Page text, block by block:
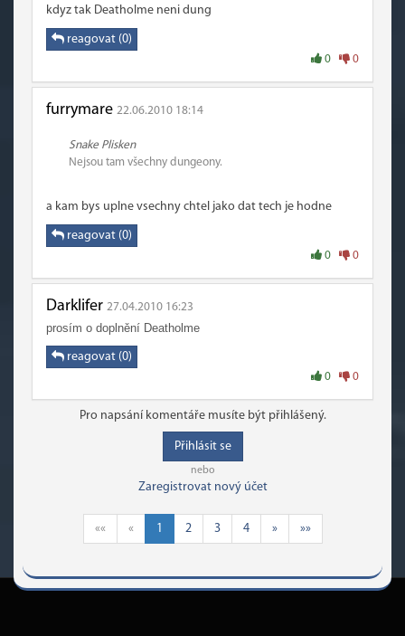
kdyz tak Deatholme neni dung
reagovat (0)
0 0
furrymare 22.06.2010 18:14
Snake Plisken
Nejsou tam všechny dungeony.
a kam bys uplne vsechny chtel jako dat tech je hodne
reagovat (0)
0 0
Darklifer 27.04.2010 16:23
prosím o doplnění Deatholme
reagovat (0)
0 0
Pro napsání komentáře musíte být přihlášený.
Přihlásit se
nebo
Zaregistrovat nový účet
«« « 1 2 3 4 » »»